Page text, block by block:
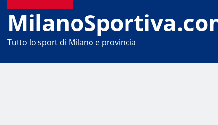
Tutto lo sport di Milano e provincia